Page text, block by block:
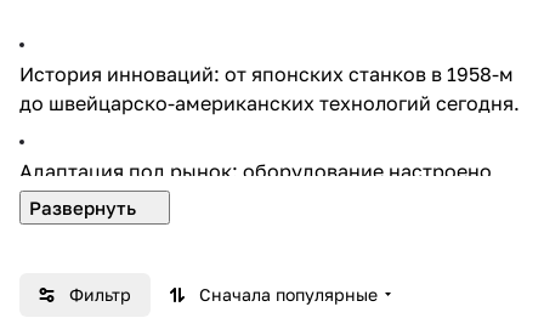
История инноваций: от японских станков в 1958-м
до швейцарско-американских технологий сегодня.
Адаптация под рынок: оборудование настроено
под российские стандарты и климатические
условия.
Доверие профессионалов: JET — №1 в сегменте
Фильтр Сначала популярные